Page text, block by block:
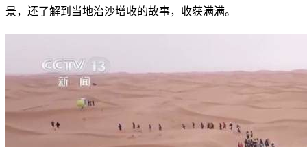
景，还了解到当地治沙增收的故事，收获满满。